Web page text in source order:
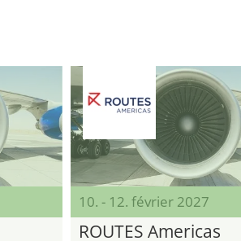
10. - 12. février 2027
ROUTES Americas